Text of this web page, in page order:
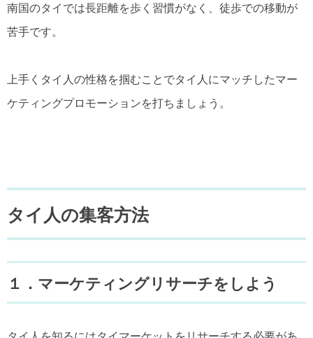
南国のタイでは長距離を歩く習慣がなく、徒歩での移動が
苦手です。
上手くタイ人の性格を掴むことでタイ人にマッチしたマー
ケティングプロモーションを打ちましょう。
タイ人の集客方法
１．マーケティングリサーチをしよう